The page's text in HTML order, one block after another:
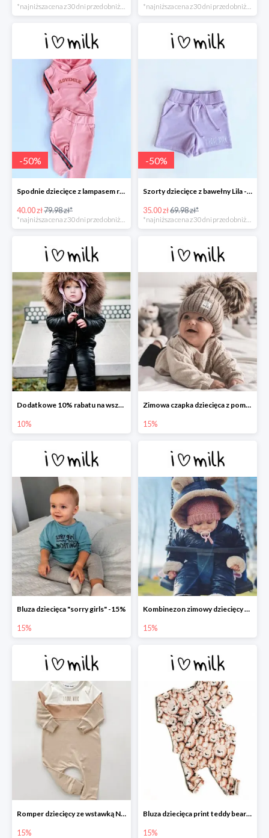
*najniższa cena z 30 dni przed obniżką *najniższa cena z 30 dni przed obniżką
-50%
Spodnie dziecięce z lampasem red Koralowy róż -50%
40.00 zł79.98 zł*
*najniższa cena z 30 dni przed obniżką
-50%
Szorty dziecięce z bawełny Lila -50%
35.00 zł69.98 zł*
*najniższa cena z 30 dni przed obniżką
Dodatkowe 10% rabatu na wszystko w I love Milk
10%
Zimowa czapka dziecięca z pomponami -15%
15%
Bluza dziecięca "sorry girls" -15%
15%
Kombinezon zimowy dziecięcy z uszami czarny -15%
15%
Romper dziecięcy ze wstawką Nude -15%
15%
Bluza dziecięca print teddy bears -15%
15%